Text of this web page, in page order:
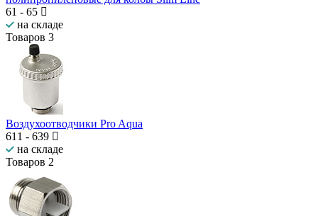
61 - 65
на складе
Товаров 3
Воздухоотводчики Pro Aqua
611 - 639
на складе
Товаров 2